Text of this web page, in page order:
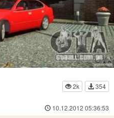
2k
354
10.12.2012 05:36:53